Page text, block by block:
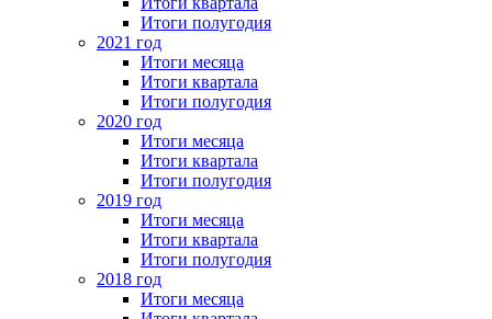
Итоги полугодия
2021 год
Итоги месяца
Итоги квартала
Итоги полугодия
2020 год
Итоги месяца
Итоги квартала
Итоги полугодия
2019 год
Итоги месяца
Итоги квартала
Итоги полугодия
2018 год
Итоги месяца